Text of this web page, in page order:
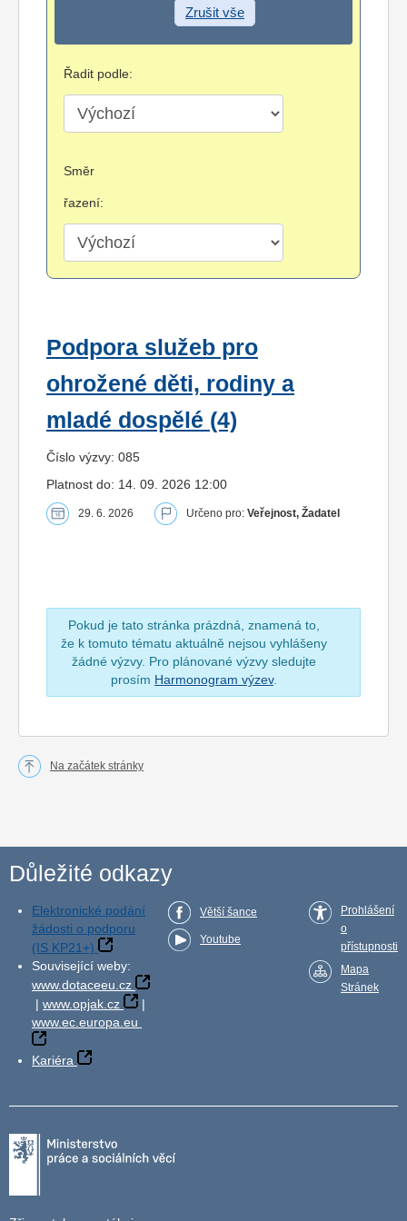
Zrušit vše
Řadit podle:
Směr
řazení:
Podpora služeb pro
ohrožené děti, rodiny a
mladé dospělé (4)
Číslo výzvy: 085
Platnost do: 14. 09. 2026 12:00
29. 6. 2026 Určeno pro: Veřejnost, Žadatel
Pokud je tato stránka prázdná, znamená to,
že k tomuto tématu aktuálně nejsou vyhlášeny
žádné výzvy. Pro plánované výzvy sledujte
prosím Harmonogram výzev.
Na začátek stránky
Důležité odkazy
Elektronické podání
žádosti o podporu
(IS KP21+)
Související weby:
www.dotaceeu.cz
| www.opjak.cz
|
www.ec.europa.eu
Kariéra
Větší šance
Youtube
Prohlášení
o
přístupnosti
Mapa
Stránek